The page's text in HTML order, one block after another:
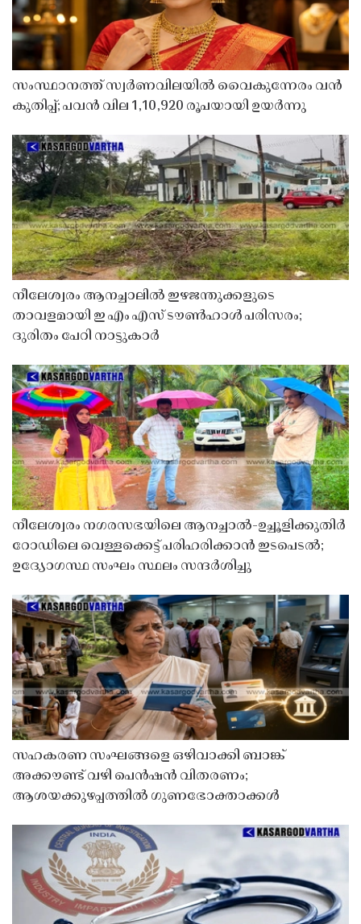
സംസ്ഥാനത്ത് സ്വർണവിലയിൽ വൈകുന്നേരം വൻ
കുതിപ്പ്; പവൻ വില 1,10,920 രൂപയായി ഉയർന്നു
നീലേശ്വരം ആനച്ചാലിൽ ഇഴജന്തുക്കളുടെ
താവളമായി ഇ എം എസ് ടൗൺഹാൾ പരിസരം;
ദുരിതം പേറി നാട്ടുകാർ
നീലേശ്വരം നഗരസഭയിലെ ആനച്ചാൽ-ഉച്ചൂളിക്കുതിർ
റോഡിലെ വെള്ളക്കെട്ട് പരിഹരിക്കാൻ ഇടപെടൽ;
ഉദ്യോഗസ്ഥ സംഘം സ്ഥലം സന്ദർശിച്ചു
സഹകരണ സംഘങ്ങളെ ഒഴിവാക്കി ബാങ്ക്
അക്കൗണ്ട് വഴി പെൻഷൻ വിതരണം;
ആശയക്കുഴപ്പത്തിൽ ഗുണഭോക്താക്കൾ